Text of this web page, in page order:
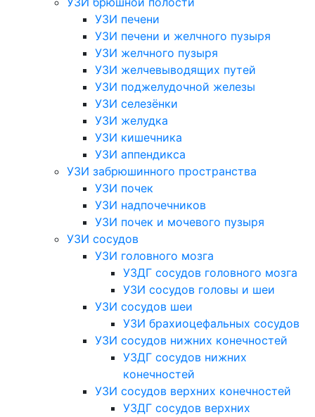
УЗИ печени
УЗИ печени и желчного пузыря
УЗИ желчного пузыря
УЗИ желчевыводящих путей
УЗИ поджелудочной железы
УЗИ селезёнки
УЗИ желудка
УЗИ кишечника
УЗИ аппендикса
УЗИ забрюшинного пространства
УЗИ почек
УЗИ надпочечников
УЗИ почек и мочевого пузыря
УЗИ сосудов
УЗИ головного мозга
УЗДГ сосудов головного мозга
УЗИ сосудов головы и шеи
УЗИ сосудов шеи
УЗИ брахиоцефальных сосудов
УЗИ сосудов нижних конечностей
УЗДГ сосудов нижних
конечностей
УЗИ сосудов верхних конечностей
УЗДГ сосудов верхних